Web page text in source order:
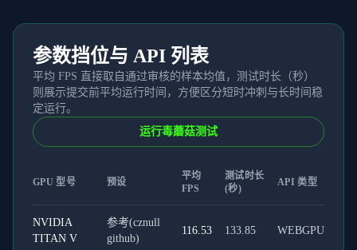
参数挡位与 API 列表
平均 FPS 直接取自通过审核的样本均值，测试时长（秒）
则展示提交前平均运行时间，方便区分短时冲刺与长时间稳
定运行。
运行毒蘑菇测试
GPU 型号 预设
平均
FPS
测试时长
(秒)
API 类型
NVIDIA
TITAN V
参考(cznull
github)
116.53 133.85 WEBGPU